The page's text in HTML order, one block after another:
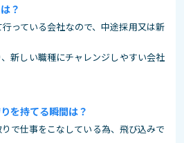
？
っている会社なので、中途採用又は新
新しい職種にチャレンジしやすい会社
を持てる瞬間は？
で仕事をこなしている為、飛び込みで